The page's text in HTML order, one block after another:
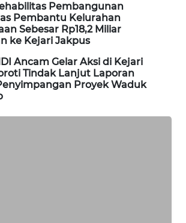
Pembangunan
Pembantu Kelurahan
Sebesar Rp18,2 Miliar
ke Kejari Jakpus
Ancam Gelar Aksi di Kejari
Tindak Lanjut Laporan
Proyek Waduk